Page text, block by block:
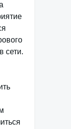
сети.